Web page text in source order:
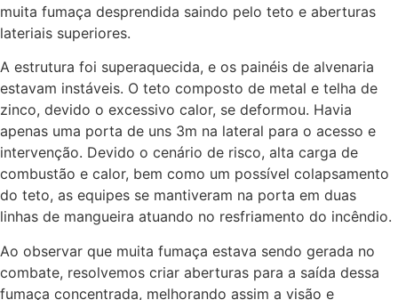
muita fumaça desprendida saindo pelo teto e aberturas
lateriais superiores.
A estrutura foi superaquecida, e os painéis de alvenaria
estavam instáveis. O teto composto de metal e telha de
zinco, devido o excessivo calor, se deformou. Havia
apenas uma porta de uns 3m na lateral para o acesso e
intervenção. Devido o cenário de risco, alta carga de
combustão e calor, bem como um possível colapsamento
do teto, as equipes se mantiveram na porta em duas
linhas de mangueira atuando no resfriamento do incêndio.
Ao observar que muita fumaça estava sendo gerada no
combate, resolvemos criar aberturas para a saída dessa
fumaça concentrada, melhorando assim a visão e